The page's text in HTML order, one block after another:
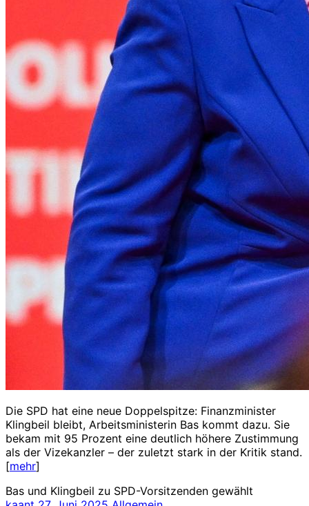
Die SPD hat eine neue Doppelspitze: Finanzminister
Klingbeil bleibt, Arbeitsministerin Bas kommt dazu. Sie
bekam mit 95 Prozent eine deutlich höhere Zustimmung
als der Vizekanzler – der zuletzt stark in der Kritik stand.
[mehr]
Bas und Klingbeil zu SPD-Vorsitzenden gewählt